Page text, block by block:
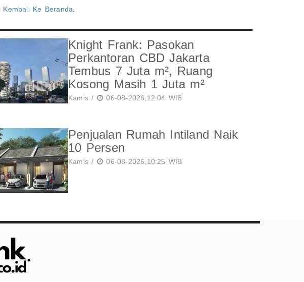
Kembali Ke Beranda
Knight Frank: Pasokan
Perkantoran CBD Jakarta
Tembus 7 Juta m², Ruang
Kosong Masih 1 Juta m²
Kamis / 06-08-2026,12:04 WIB
Penjualan Rumah Intiland Naik
10 Persen
Kamis / 06-08-2026,10:25 WIB